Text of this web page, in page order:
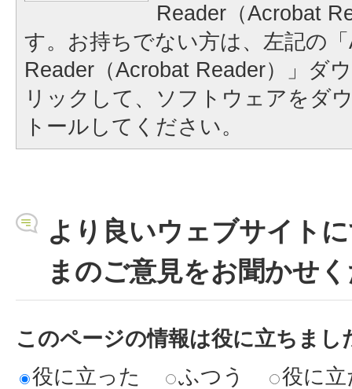
Reader（Acrobat
す。お持ちでない方は、左記の
Reader（Acrobat Reader）」ダ
リックして、ソフトウェアをダ
トールしてください。
より良いウェブサイト
まのご意見をお聞かせ
このページの情報は役に立ちまし
役に立った
ふつう 役に